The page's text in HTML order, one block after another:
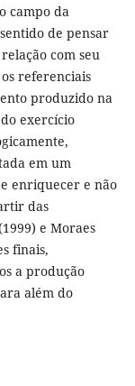
campo da
de pensar
com seu
referenciais
produzido na
exercício
em um
enriquecer e não
das
e Moraes
finais,
a produção
além do